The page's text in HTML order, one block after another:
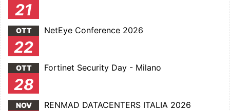
21
OTT
22
NetEye Conference 2026
OTT
28
Fortinet Security Day - Milano
NOV RENMAD DATACENTERS ITALIA 2026